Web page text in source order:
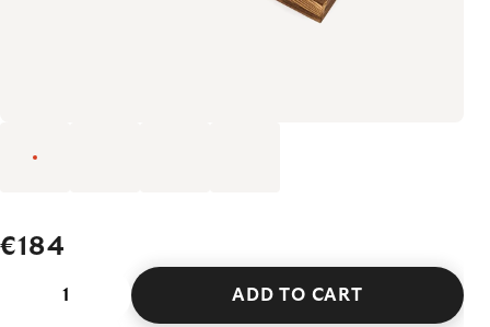
€184
ADD TO CART